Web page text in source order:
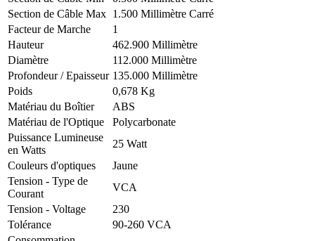
Section de Câble Max 1.500 Millimètre Carré
Facteur de Marche
1
Hauteur
462.900 Millimètre
Diamètre
112.000 Millimètre
Profondeur / Epaisseur 135.000 Millimètre
Poids
0,678 Kg
Matériau du Boîtier
ABS
Matériau de l'Optique
Polycarbonate
Puissance Lumineuse
en Watts
25 Watt
Couleurs d'optiques
Jaune
Tension - Type de
Courant
VCA
Tension - Voltage
230
Tolérance
90-260 VCA